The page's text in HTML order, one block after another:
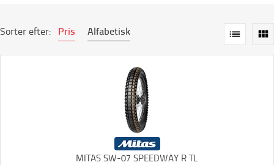
Sorter efter: Pris Alfabetisk
MITAS SW-07 SPEEDWAY R TL